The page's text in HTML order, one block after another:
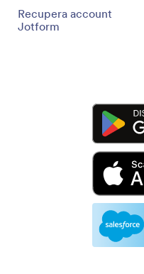
Recupera account
Jotform